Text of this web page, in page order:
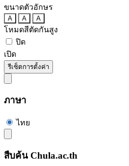
ขนาดตัวอักษร
A A A
โหมดสีตัดกันสูง
ปิด
เปิด
รีเซ็ตการตั้งค่า
ภาษา
ไทย
สืบค้น Chula.ac.th